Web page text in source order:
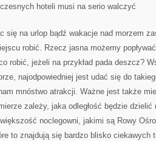
hoteli musi na serio walczyć
się na urlop bądź wakacje nad morzem
robić. Rzecz jasna możemy
robić, jeżeli na przykład pada deszcz?
najodpowiedniej jest udać się do
mnóstwo atrakcji. Ważne jest także
zależy, jaka odległość będzie
noclegowni, jakimi są Rowy
to znajdują się bardzo blisko ciekawych